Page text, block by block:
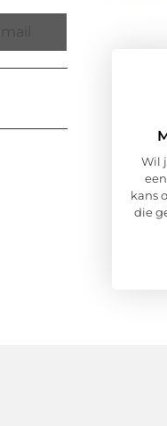
Wil
kans
die